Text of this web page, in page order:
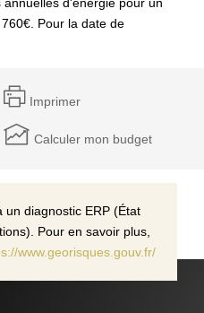
Pour la date de
Imprimer
Calculer mon budget
un diagnostic ERP (État
Pour en savoir plus,
www.georisques.gouv.fr/